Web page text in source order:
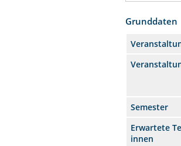
Grunddaten
Semester
Erwartete
innen